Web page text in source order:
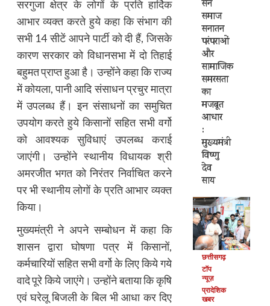
सरगुजा क्षेत्र के लोगों के प्रति हार्दिक
आभार व्यक्त करते हुये कहा कि संभाग की
सभी 14 सीटें आपने पार्टी को दी हैं, जिसके
कारण सरकार को विधानसभा में दो तिहाई
बहुमत प्राप्त हुआ है। उन्होंने कहा कि राज्य
में कोयला, पानी आदि संसाधन प्रचुर मात्रा
में उपलब्ध हैं। इन संसाधनों का समुचित
उपयोग करते हुये किसानों सहित सभी वर्गो
को आवश्यक सुविधाएं उपलब्ध कराई
जाएंगी। उन्होंने स्थानीय विधायक श्री
अमरजीत भगत को निरंतर निर्वाचित करने
पर भी स्थानीय लोगों के प्रति आभार व्यक्त
किया।
मुख्यमंत्री ने अपने सम्बोधन में कहा कि
शासन द्वारा घोषणा पत्र में किसानों,
कर्मचारियों सहित सभी वर्गो के लिए किये गये
वादे पूरे किये जाएंगे। उन्होंने बताया कि कृषि
एवं घरेलू बिजली के बिल भी आधा कर दिए
सेन
समाज
सनातन
परंपराओं
और
सामाजिक
समरसता
का
मजबूत
आधार
:
मुख्यमंत्री
विष्णु
देव
साय
छत्तीसगढ़
टॉप
न्यूज़
प्रादेशिक
खबर